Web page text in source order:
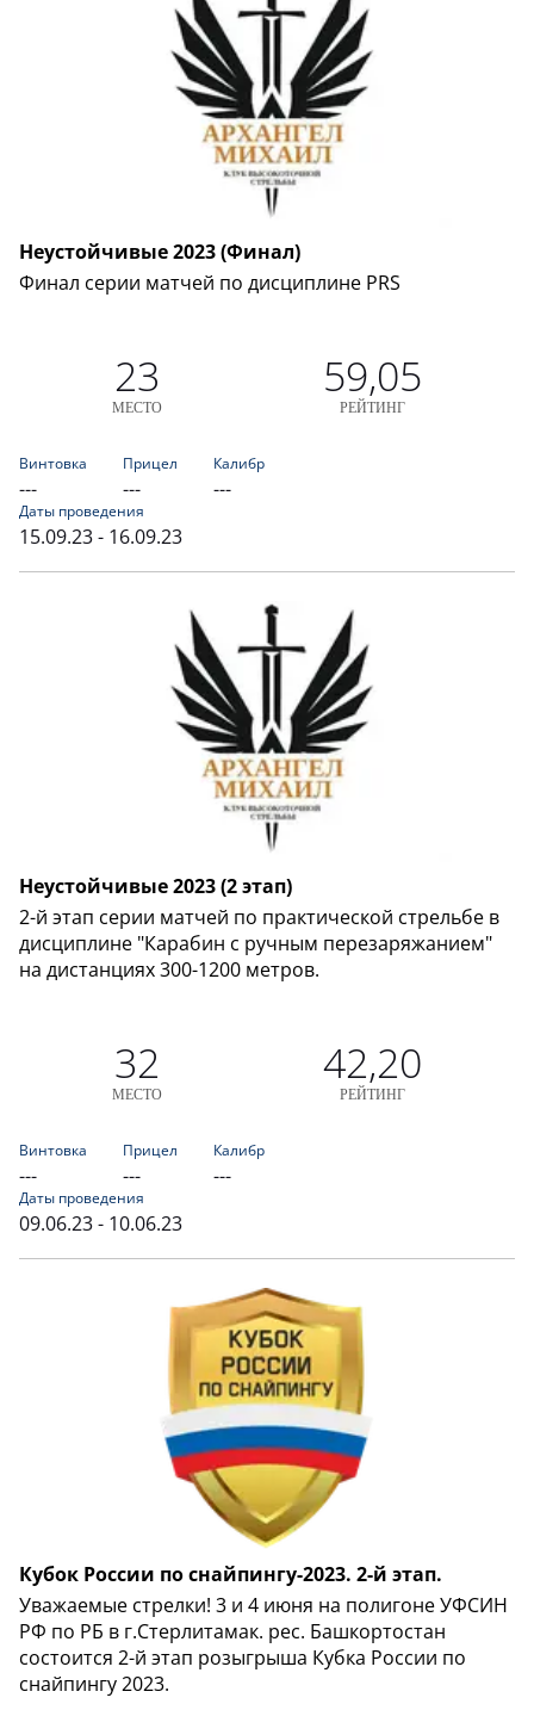
Неустойчивые 2023 (Финал)
Финал серии матчей по дисциплине PRS
23
МЕСТО
59,05
РЕЙТИНГ
Винтовка
---
Прицел
---
Калибр
---
Даты проведения
15.09.23 - 16.09.23
Неустойчивые 2023 (2 этап)
2-й этап серии матчей по практической стрельбе в
дисциплине "Карабин с ручным перезаряжанием"
на дистанциях 300-1200 метров.
32
МЕСТО
42,20
РЕЙТИНГ
Винтовка
---
Прицел
---
Калибр
---
Даты проведения
09.06.23 - 10.06.23
Кубок России по снайпингу-2023. 2-й этап.
Уважаемые стрелки! 3 и 4 июня на полигоне УФСИН
РФ по РБ в г.Стерлитамак. рес. Башкортостан
состоится 2-й этап розыгрыша Кубка России по
снайпингу 2023.